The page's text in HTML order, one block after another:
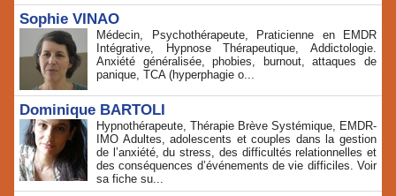
Sophie VINAO
Médecin, Psychothérapeute, Praticienne en EMDR
Intégrative, Hypnose Thérapeutique, Addictologie.
Anxiété généralisée, phobies, burnout, attaques de
panique, TCA (hyperphagie o...
Dominique BARTOLI
Hypnothérapeute, Thérapie Brève Systémique, EMDR-
IMO Adultes, adolescents et couples dans la gestion
de l’anxiété, du stress, des difficultés relationnelles et
des conséquences d’événements de vie difficiles. Voir
sa fiche su...